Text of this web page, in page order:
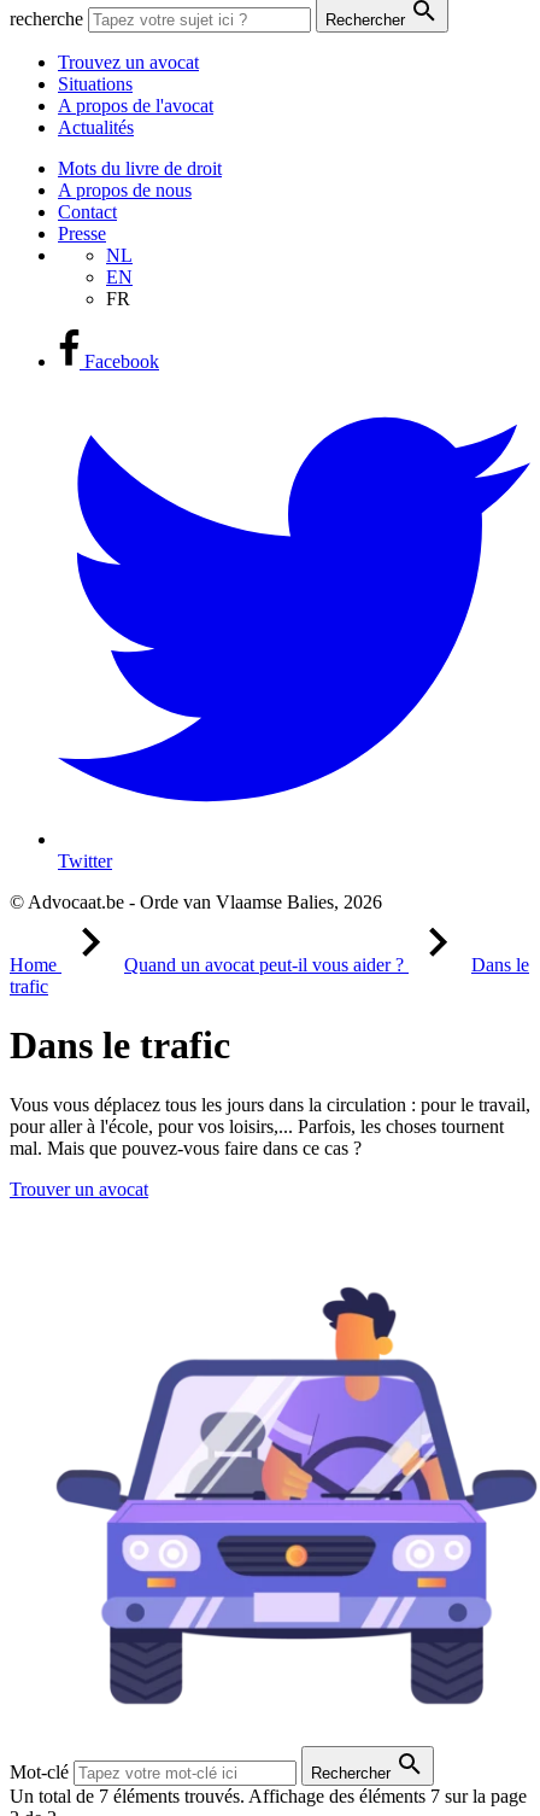
recherche Rechercher
Trouvez un avocat
Situations
A propos de l'avocat
Actualités
Mots du livre de droit
A propos de nous
Contact
Presse
NL
EN
FR
Facebook
Twitter
© Advocaat.be - Orde van Vlaamse Balies, 2026
Home Quand un avocat peut-il vous aider ?
Dans le
trafic
Dans le trafic
Vous vous déplacez tous les jours dans la circulation : pour le travail,
pour aller à l'école, pour vos loisirs,... Parfois, les choses tournent
mal. Mais que pouvez-vous faire dans ce cas ?
Trouver un avocat
Mot-clé Rechercher
Un total de 7 éléments trouvés. Affichage des éléments 7 sur la page